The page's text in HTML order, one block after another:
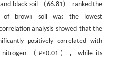
black soil （66.81） ranked the
brown soil was the lowest
analysis showed that the
positively correlated with
（ P<0.01），while its